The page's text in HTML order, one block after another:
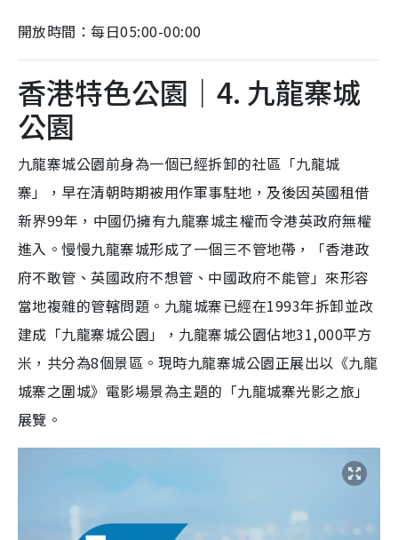
開放時間：每日05:00-00:00
香港特色公園｜4. 九龍寨城
公園
九龍寨城公園前身為一個已經拆卸的社區「九龍城
寨」，早在清朝時期被用作軍事駐地，及後因英國租借
新界99年，中國仍擁有九龍寨城主權而令港英政府無權
進入。慢慢九龍寨城形成了一個三不管地帶，「香港政
府不敢管、英國政府不想管、中國政府不能管」來形容
當地複雜的管轄問題。九龍城寨已經在1993年拆卸並改
建成「九龍寨城公園」，九龍寨城公園佔地31,000平方
米，共分為8個景區。現時九龍寨城公園正展出以《九龍
城寨之圍城》電影場景為主題的「九龍城寨光影之旅」
展覽。